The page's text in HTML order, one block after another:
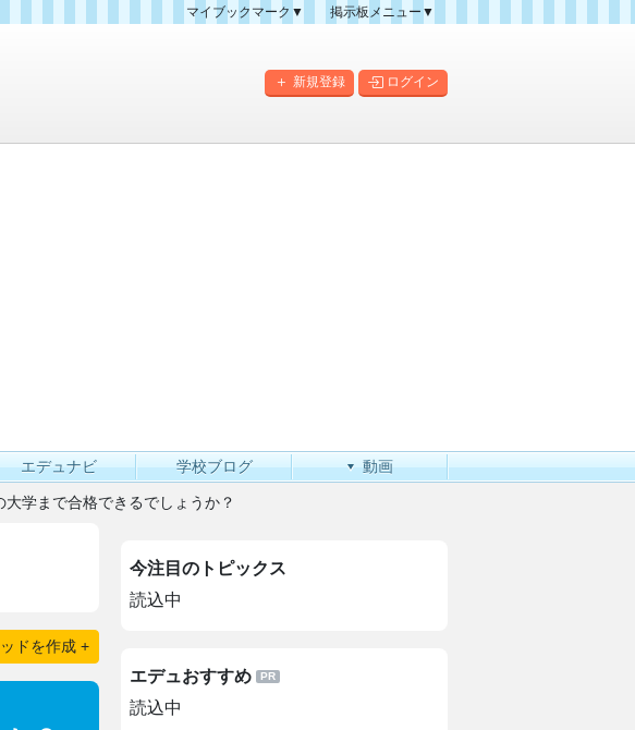
マイブックマーク▼
掲示板メニュー▼
掲示板マップ
新規登録 ログイン
エデュナビ 学校ブログ 動画
学まで合格できるでしょうか？
ドを作成 +
今注目のトピックス
読込中
エデュおすすめ
読込中